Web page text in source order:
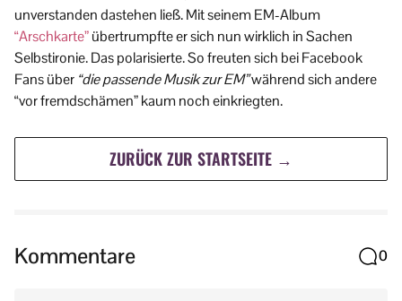
unverstanden dastehen ließ. Mit seinem EM-Album
“Arschkarte”übertrumpfte er sich nun wirklich in Sachen
Selbstironie. Das polarisierte. So freuten sich bei Facebook
Fans über “die passende Musik zur EM”während sich andere
“vor fremdschämen” kaum noch einkriegten.
ZURÜCK ZUR STARTSEITE →
Kommentare 0